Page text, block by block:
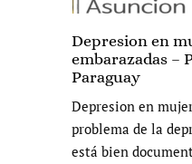
Depresion en
embarazadas –
Paraguay
Depresion en
problema de la
está bien